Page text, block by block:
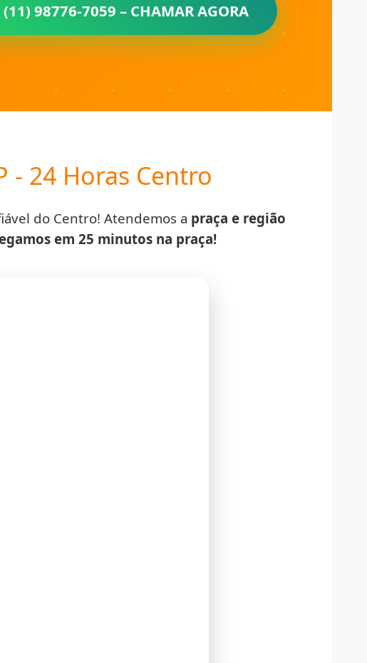
(11) 98776-7059 – CHAMAR AGORA
- 24 Horas Centro
do Centro! Atendemos a praça e região
em 25 minutos na praça!